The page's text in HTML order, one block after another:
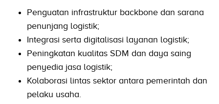
Penguatan infrastruktur backbone dan sarana
penunjang logistik;
Integrasi serta digitalisasi layanan logistik;
Peningkatan kualitas SDM dan daya saing
penyedia jasa logistik;
Kolaborasi lintas sektor antara pemerintah dan
pelaku usaha.